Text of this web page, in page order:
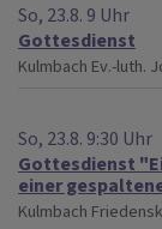
So, 23.8. 9 Uhr
Gottesdienst
Kulmbach Ev.-luth.
So, 23.8. 9:30 Uhr
Gottesdienst
einer
Kulmbach